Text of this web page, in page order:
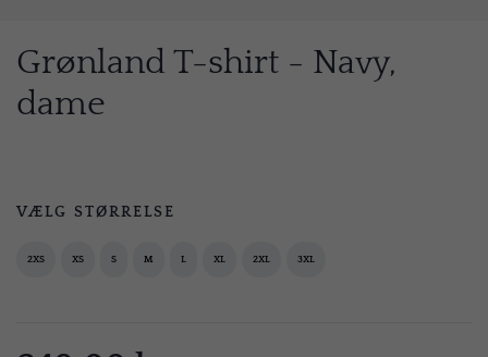
Grønland T-shirt - Navy,
dame
VÆLG STØRRELSE
2XS XS S M L XL 2XL 3XL